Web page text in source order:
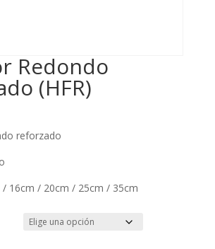
Redondo
(HFR)
reforzado
/ 16cm / 20cm / 25cm / 35cm